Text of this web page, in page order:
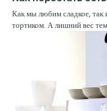
Как мы любим сладкое, так
тортиком. А лишний вес